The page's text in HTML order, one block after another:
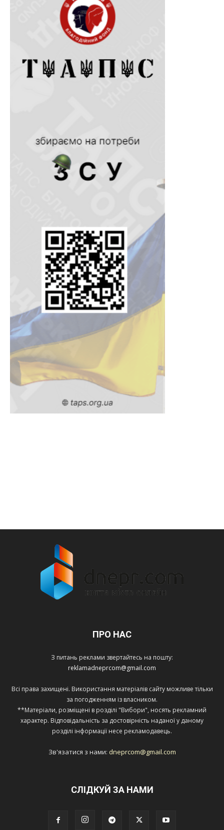
ПРО НАС
З питань реклами звертайтесь на пошту:
reklamadneprcom@gmail.com
Всі права захищені. Використання матеріалів сайту можливе тільки
за погодженням із власником.
**Матеріали, розміщені в розділі "Вибори", носять рекламний
характер. Відповідальність за достовірність наданої у даному
розділі інформації несе рекламодавець.
Зв'язатися з нами: dneprcom@gmail.com
СЛІДКУЙ ЗА НАМИ